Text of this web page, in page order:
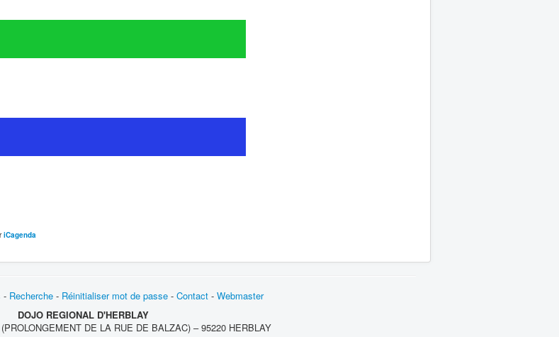
iCagenda
- Recherche - Réinitialiser mot de passe - Contact - Webmaster
DOJO REGIONAL D'HERBLAY
DE LA RUE DE BALZAC) – 95220 HERBLAY